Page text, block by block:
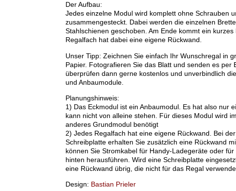
Der Aufbau:
Jedes einzelne Modul wird komplett ohne Schrauben
zusammengesteckt. Dabei werden die einzelnen
Stahlschienen geschoben. Am Ende kommt ein
Regalfach hat dabei eine eigene Rückwand.
Unser Tipp: Zeichnen Sie einfach Ihr Wunschregal in
Papier. Fotografieren Sie das Blatt und senden es per
überprüfen dann gerne kostenlos und unverbindlich
und Anbaumodule.
Planungshinweis:
1) Das Eckmodul ist ein Anbaumodul. Es hat also nur
kann nicht von alleine stehen. Für dieses Modul wird
anderes Grundmodul benötigt
2) Jedes Regalfach hat eine eigene Rückwand. Bei
Schreibplatte erhalten Sie zusätzlich eine Rückwand
können Sie Stromkabel für Handy-Ladegeräte oder
hinten herausführen. Wird eine Schreibplatte
eine Rückwand übrig, die nicht für das Regal
Design: Bastian Prieler